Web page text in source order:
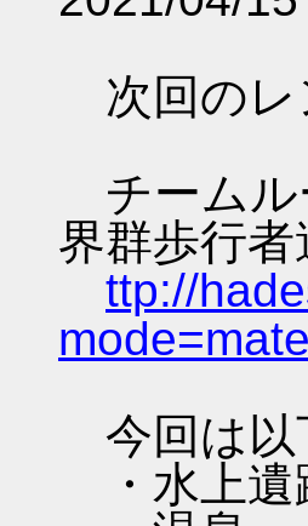
次回のレ
チームル
界群歩行者
ttp://
今回は以
・水上遺